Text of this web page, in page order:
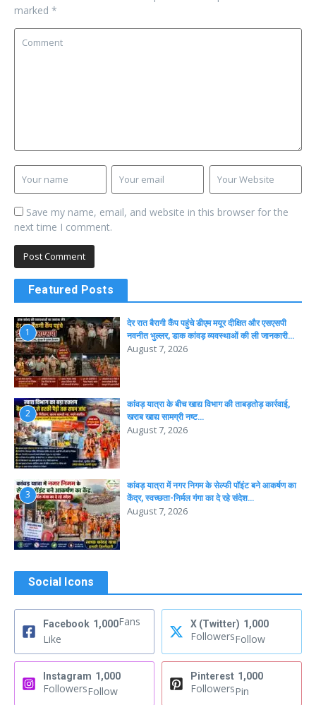
marked *
Save my name, email, and website in this browser for the
next time I comment.
Featured Posts
1
देर रात बैरागी कैंप पहुंचे डीएम मयूर दीक्षित और एसएसपी
नवनीत भुल्लर, डाक कांवड़ व्यवस्थाओं की ली जानकारी…
August 7, 2026
2
कांवड़ यात्रा के बीच खाद्य विभाग की ताबड़तोड़ कार्रवाई,
खराब खाद्य सामग्री नष्ट…
August 7, 2026
3
कांवड़ यात्रा में नगर निगम के सेल्फी पॉइंट बने आकर्षण का
केंद्र, स्वच्छता-निर्मल गंगा का दे रहे संदेश…
August 7, 2026
Social Icons
Facebook 1,000Fans
Like
X (Twitter) 1,000
FollowersFollow
Instagram 1,000
FollowersFollow
Pinterest 1,000
FollowersPin